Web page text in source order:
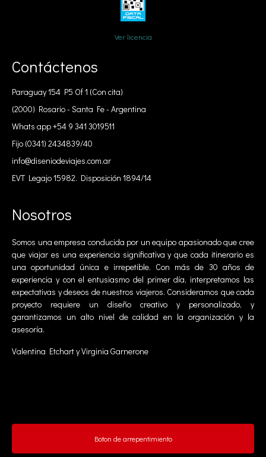
Ver licencia
Contáctenos
Paraguay 154 P5 Of 1 (Con cita)
(2000) Rosario - Santa Fe - Argentina
Whats app +54 9 341 3019511
Fijo (0341) 2434839/40
info@diseniodeviajes.com.ar
EVT Legajo 15982. Disposición 1894/14
Nosotros
Somos una empresa conducida por un equipo apasionado que cree
que viajar es una experiencia significativa y que cada itinerario es
una oportunidad única e irrepetible. Con más de 30 años de
experiencia y con el entusiasmo del primer día, interpretamos las
expectativas y deseos de nuestros viajeros. Consideramos que cada
proyecto requiere un diseño creativo y personalizado, y
garantizamos un alto nivel de calidad en la organización y la
asesoría.
Valentina Etchart y Virginia Garnerone
Boton de arrepentimiento